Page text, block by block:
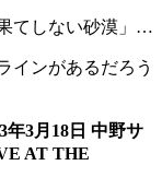
てしない砂漠」…
ンがあるだろう
年3月18日 中野サ
AT THE